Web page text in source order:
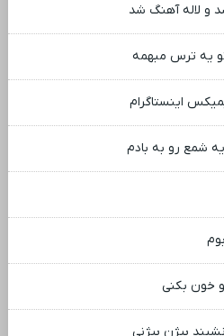
و لاله آهنگ شد
یه ترس مبهمه
اینستاگرام
شمع رو به بادم
خون بکنی
بیژن بیژنی